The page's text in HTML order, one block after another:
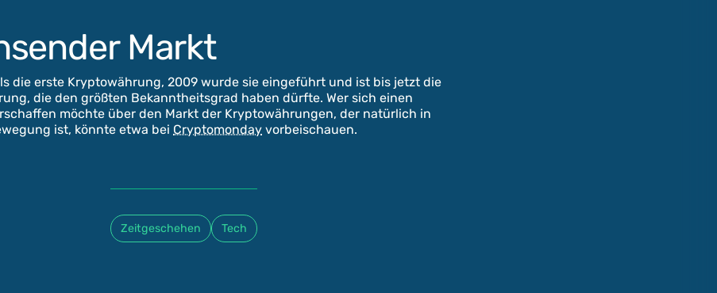
Markt
die erste Kryptowährung, 2009 wurde sie eingeführt und ist bis jetzt die
die den größten Bekanntheitsgrad haben dürfte. Wer sich einen
möchte über den Markt der Kryptowährungen, der natürlich in
ist, könnte etwa bei Cryptomonday vorbeischauen.
Zeitgeschehen Tech